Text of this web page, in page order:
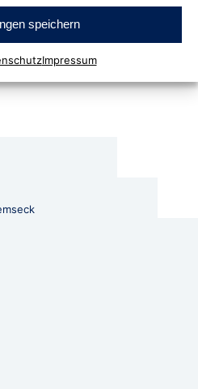
speichern
Impressum